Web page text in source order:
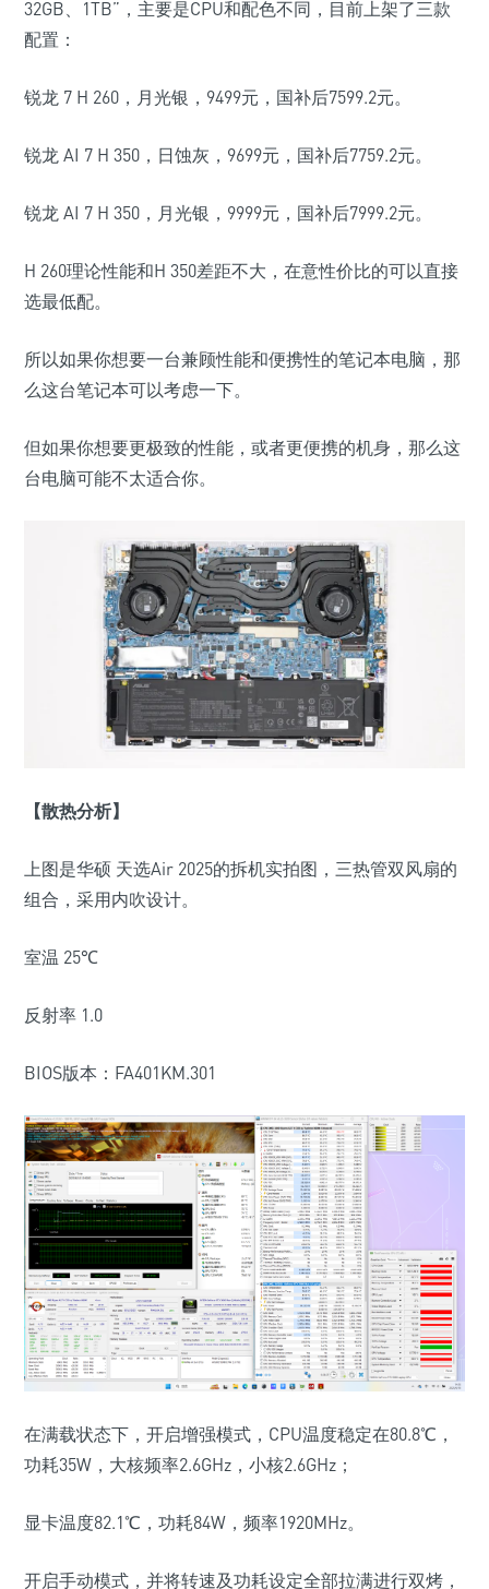
32GB、1TB”，主要是CPU和配色不同，目前上架了三款
配置：
锐龙 7 H 260，月光银， 9499元，国补后7599.2元。
锐龙 AI 7 H 350， 日蚀灰， 9699元，国补后7759.2元。
锐龙 AI 7 H 350， 月光银， 9999元，国补后7999.2元。
H 260理论性能和H 350差距不大，在意性价比的可以直接
选最低配。
所以如果你想要一台兼顾性能和便携性的笔记本电脑 ，那
么这台笔记本可以考虑一下。
但如果你想要更极致的性能，或者更便携的机身，那么这
台电脑可能不太适合你。
【散热分析】
上图是华硕 天选Air 2025的拆机实拍图，三热管双风扇的
组合，采用内吹设计。
室温 25℃
反射率 1.0
BIOS版本： FA401KM.301
在满载状态下，开启增强模式 ， CPU温度稳定在80.8℃，
功耗35W ，大核频率2.6GHz ，小核2.6GHz ；
显卡温度82.1℃，功耗84W ，频率1920MHz。
开启手动模式 ，并将转速及功耗设定全部拉满进行双烤，